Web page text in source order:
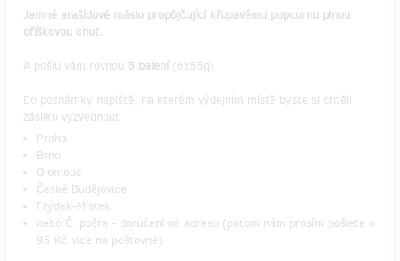
Jemné arašídové máslo propůjčující křupavému popcornu plnou
oříškovou chuť.
A pošlu vám rovnou 6 balení (6x55g).
Do poznámky napiště, na kterém výdejním místě byste si chtěli
zásilku vyzvednout:
Praha
Brno
Olomouc
České Budějovice
Frýdek-Místek
nebo Č. pošta - doručení na adresu (potom nám prosím pošlete o
95 Kč více na poštovné)